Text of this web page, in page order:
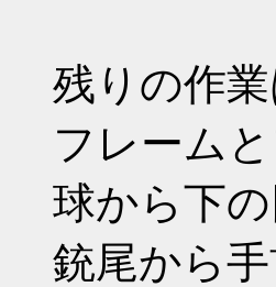
残りの作業
フレーム
球から下
銃尾から